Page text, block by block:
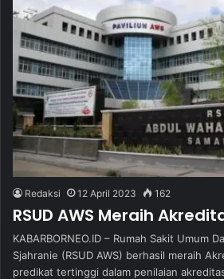
Redaksi 12 April 2023 162
RSUD AWS Meraih
KABARBORNEO.ID – Rumah Sakit Umum
Sjahranie (RSUD AWS) berhasil meraih
predikat tertinggi dalam penilaian